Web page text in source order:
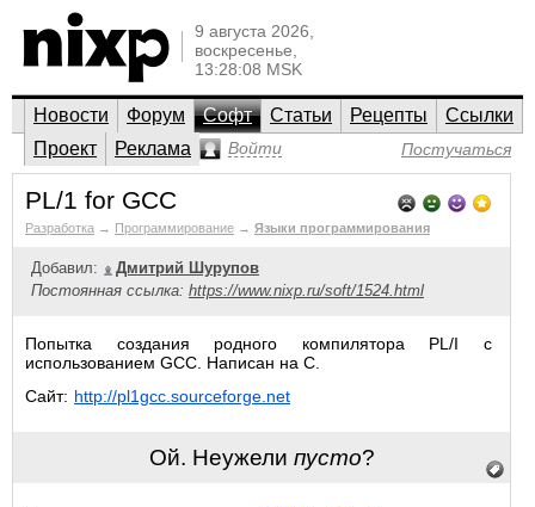
9 августа 2026,
воскресенье,
13:28:08 MSK
Новости Форум Софт Статьи Рецепты
Ссылки
Проект
Реклама Войти Постучаться
PL/1 for GCC
Разработка → Программирование → Языки программирования
Добавил:
Дмитрий Шурупов
Постоянная ссылка: https://www.nixp.ru/soft/1524.html
Попытка создания родного компилятора PL/I с
использованием GCC. Написан на C.
Сайт: http://pl1gcc.sourceforge.net
Ой. Неужели пусто?